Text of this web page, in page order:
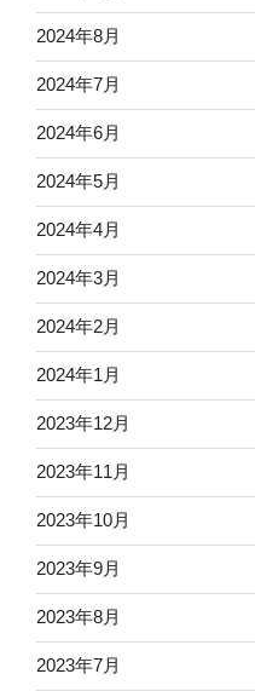
2024年8月
2024年7月
2024年6月
2024年5月
2024年4月
2024年3月
2024年2月
2024年1月
2023年12月
2023年11月
2023年10月
2023年9月
2023年8月
2023年7月